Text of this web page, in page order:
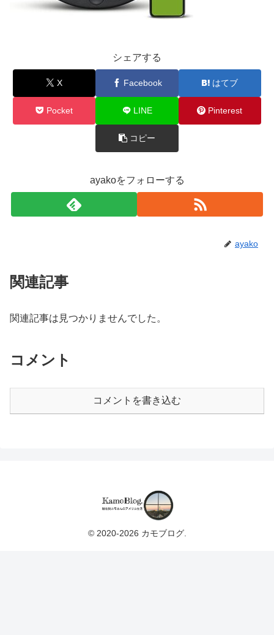
シェアする
X Facebook はてブ
Pocket LINE Pinterest
コピー
ayakoをフォローする
ayako
関連記事
関連記事は見つかりませんでした。
コメント
コメントを書き込む
© 2020-2026 カモブログ.